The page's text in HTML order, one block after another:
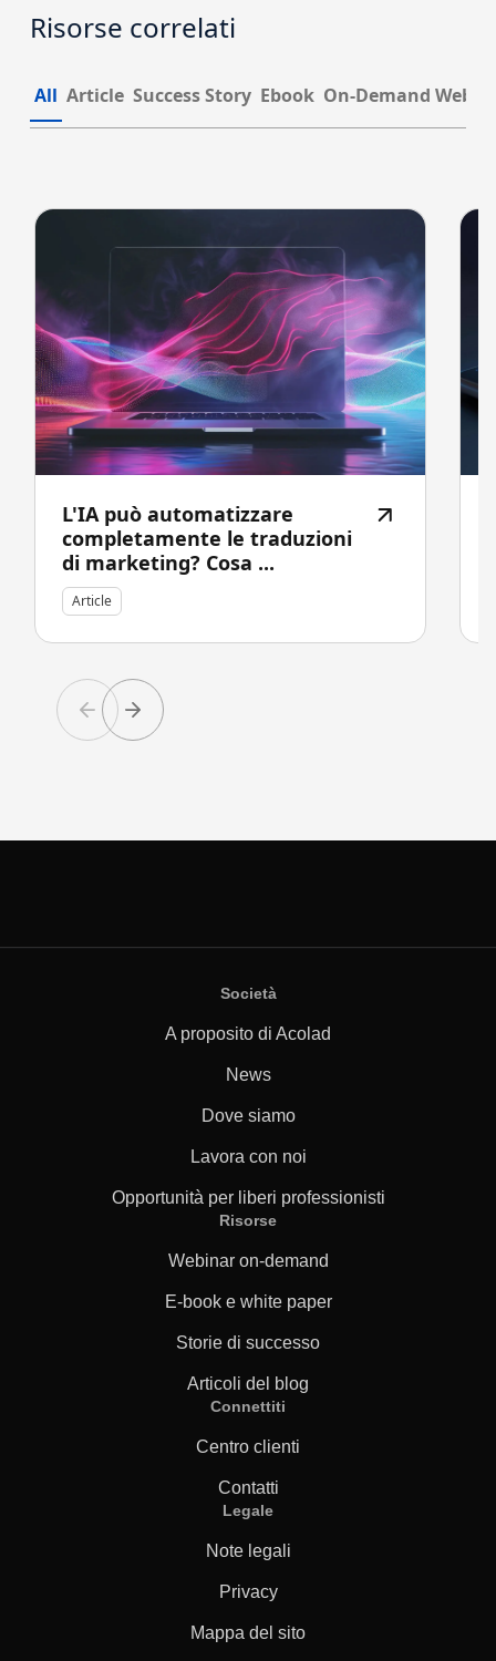
Risorse correlati
All Article Success Story Ebook On-Demand
L'IA può automatizzare
completamente le traduzioni
di marketing? Cosa ...
Article
Società
A proposito di Acolad
News
Dove siamo
Lavora con noi
Opportunità per liberi professionisti
Risorse
Webinar on-demand
E-book e white paper
Storie di successo
Articoli del blog
Connettiti
Centro clienti
Contatti
Legale
Note legali
Privacy
Mappa del sito